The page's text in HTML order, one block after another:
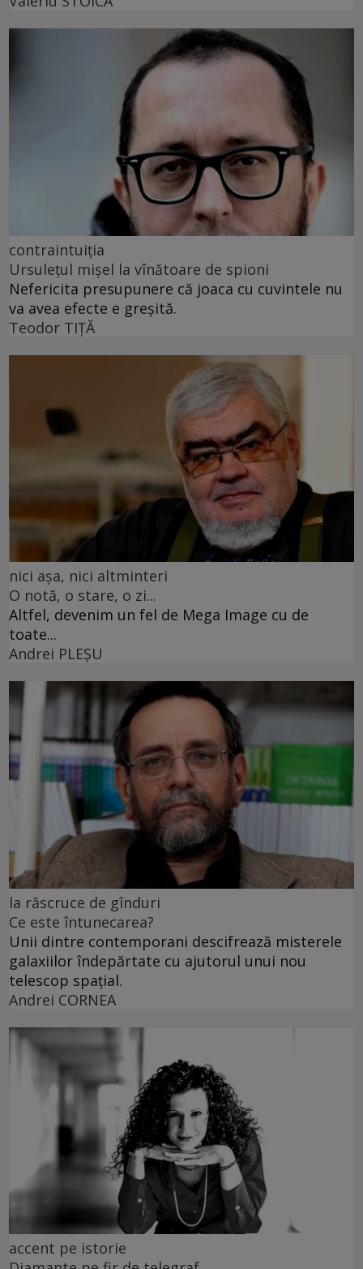
contraintuiția
Ursulețul mișel la vînătoare de spioni
Nefericita presupunere că joaca cu cuvintele nu
va avea efecte e greșită.
Teodor TIŢĂ
nici așa, nici altminteri
O notă, o stare, o zi...
Altfel, devenim un fel de Mega Image cu de
toate...
Andrei PLEŞU
la răscruce de gînduri
Ce este întunecarea?
Unii dintre contemporani descifrează misterele
galaxiilor îndepărtate cu ajutorul unui nou
telescop spațial.
Andrei CORNEA
accent pe istorie